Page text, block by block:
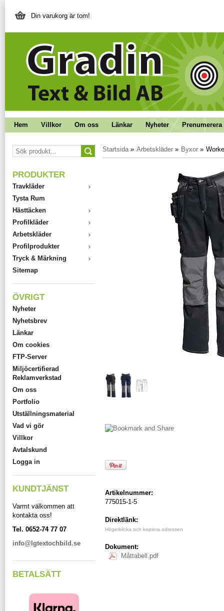
Din varukorg är tom!
Hem Villkor Om oss Länkar Nyheter
PRODUKTER
Travkläder
Tysta Rum
Hästtäcken
Profilkläder
Arbetskläder
Profilprodukter
Tryck & Märkning
Sitemap
ÖVRIGT
Nyheter
Nyhetsbrev
Länkar
Om cookies
FTP-Server
Miljöcertifierad
Reklamverkstad
Om oss
Portfolio
Utställningsmaterial
Vad vi gör
Villkor
Avtalskund
Logga in
KUNDTJÄNST
Varmt välkommen att
kontakta oss!
Tel. 0652-74 77 07
info@lgtextochbild.se
BETALSÄTT
Startsida» Arbetskläder » Byxor »
Artikelnummer:
775015-1-5
Direktlänk:
Högerklicka och kopiera adressen
Dokument:
Måttabell.pdf